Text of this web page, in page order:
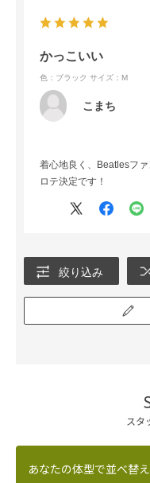
かっこいい
色：ブラック サイズ：M
こまち
着心地良く、Beatlesフ
ロテ決定です！
絞り込み
スタ
あなたの体型で並べ替え